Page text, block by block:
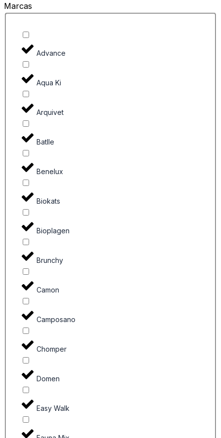
Marcas
Advance
Aqua Ki
Arquivet
Batlle
Benelux
Biokats
Bioplagen
Brunchy
Camon
Camposano
Chomper
Domen
Easy Walk